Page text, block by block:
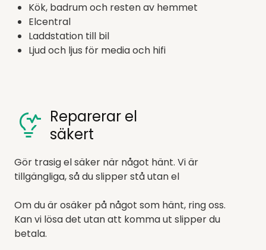
Kök, badrum och resten av hemmet
Elcentral
Laddstation till bil
Ljud och ljus för media och hifi
Reparerar el
säkert
Gör trasig el säker när något hänt. Vi är
tillgängliga, så du slipper stå utan el
Om du är osäker på något som hänt, ring oss.
Kan vi lösa det utan att komma ut slipper du
betala.